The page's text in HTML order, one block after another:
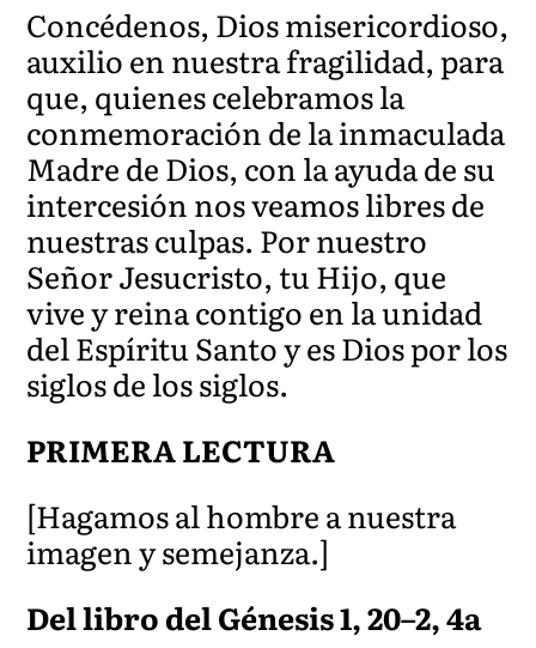
Concédenos, Dios misericordioso,
auxilio en nuestra fragilidad, para
que, quienes celebramos la
conmemoración de la inmaculada
Madre de Dios, con la ayuda de su
intercesión nos veamos libres de
nuestras culpas. Por nuestro
Señor Jesucristo, tu Hijo, que
vive y reina contigo en la unidad
del Espíritu Santo y es Dios por los
siglos de los siglos.
PRIMERA LECTURA
[Hagamos al hombre a nuestra
imagen y semejanza.]
Del libro del Génesis 1, 20–2, 4a